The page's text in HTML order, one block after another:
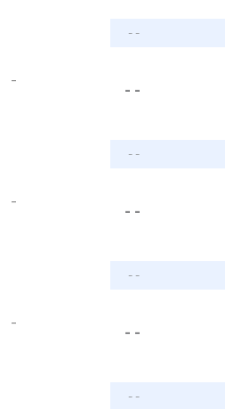
- -
-
- -
- -
-
- -
- -
-
- -
- -